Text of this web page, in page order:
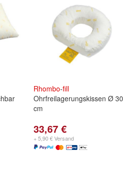
Rhombo-fill
Ohrfreilagerungskissen Ø 30
cm
33,67 €
+ 5,90 € Versand